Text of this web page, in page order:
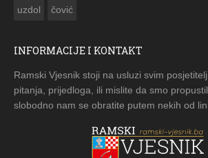
uzdol čović
INFORMACIJE I KONTAKT
Ramski Vjesnik stoji na usluzi svim
pitanja, prijedloga, ili mislite da smo
slobodno nam se obratite putem nekih od